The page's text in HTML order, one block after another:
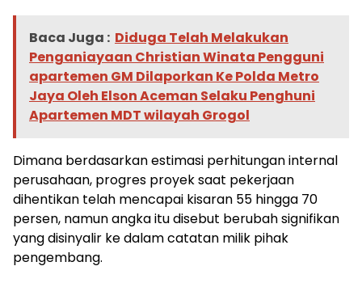
Baca Juga : Diduga Telah Melakukan
Penganiayaan Christian Winata Pengguni
apartemen GM Dilaporkan Ke Polda Metro
Jaya Oleh Elson Aceman Selaku Penghuni
Apartemen MDT wilayah Grogol
Dimana berdasarkan estimasi perhitungan internal
perusahaan, progres proyek saat pekerjaan
dihentikan telah mencapai kisaran 55 hingga 70
persen, namun angka itu disebut berubah signifikan
yang disinyalir ke dalam catatan milik pihak
pengembang.